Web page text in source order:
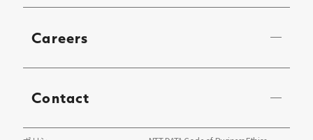
Careers
Contact